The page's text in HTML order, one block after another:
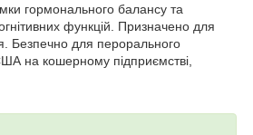
гормонального балансу та
функцій. Призначено для
Безпечно для перорального
на кошерному підприємстві,